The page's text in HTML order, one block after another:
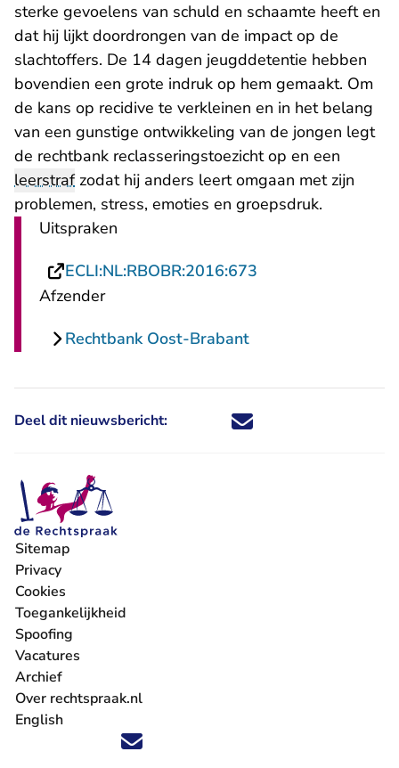
sterke gevoelens van schuld en schaamte heeft en
dat hij lijkt doordrongen van de impact op de
slachtoffers. De 14 dagen jeugddetentie hebben
bovendien een grote indruk op hem gemaakt. Om
de kans op recidive te verkleinen en in het belang
van een gunstige ontwikkeling van de jongen legt
de rechtbank reclasseringstoezicht op en een
leerstrafzodat hij anders leert omgaan met zijn
problemen, stress, emoties en groepsdruk.
Uitspraken
ECLI:NL:RBOBR:2016:673
Afzender
Rechtbank Oost-Brabant
Deel dit nieuwsbericht: Deel dit nieuwsbericht via X -
Deel dit nieuwsbericht via
Deel dit nieuwsbericht
Deel dit
Volg ons op X (Twitter) - U verlaat Rechtspraak.nl
Volg ons op Facebook - U verlaat Rechtspraak.nl
Volg ons op Instagram - U verlaat Rechtspraak.nl
Volg ons op Youtube - U verlaat Rechtspraak.nl
Volg ons op LinkedIn - U verlaat
'Blijf op de hoogte' nieuwsbrief - U verlaat
Sitemap
Privacy
Cookies
Toegankelijkheid
Spoofing
Vacatures
- U verlaat Rechtspraak.nl
Archief
Over rechtspraak.nl
English